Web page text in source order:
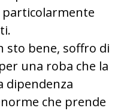
particolarmente
sto bene, soffro di
una roba che la
dipendenza
che prende